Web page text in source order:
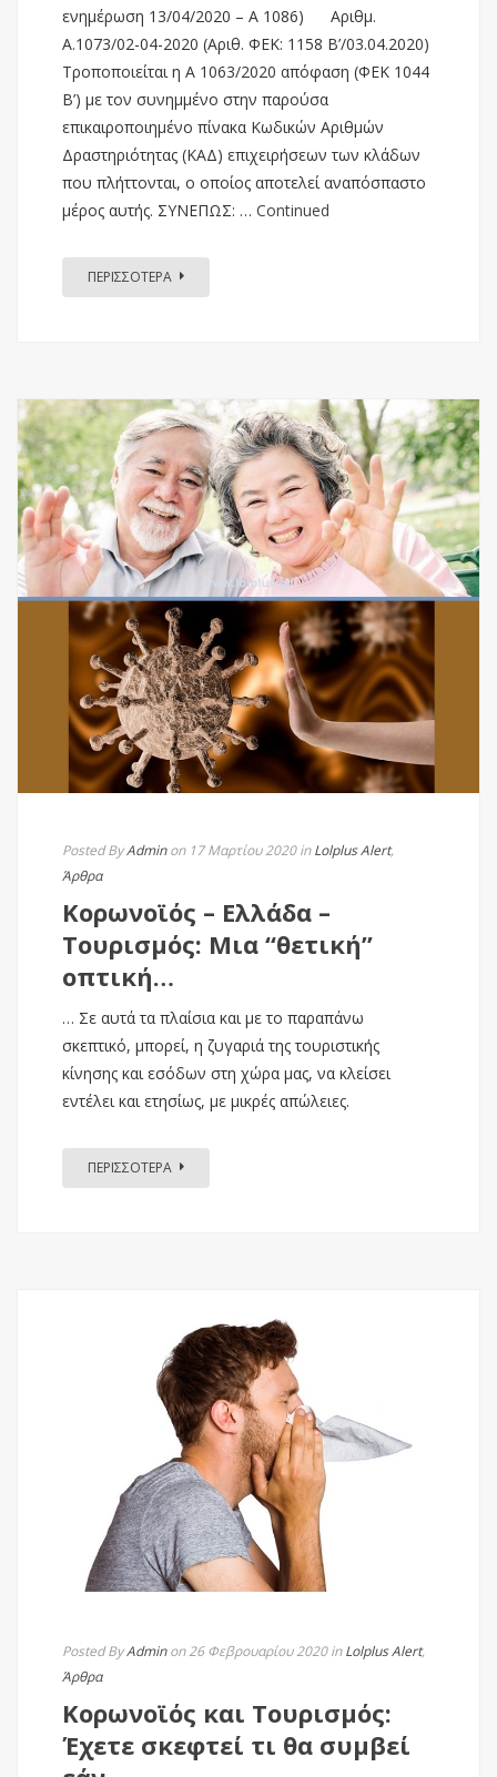
ενημέρωση 13/04/2020 – Α 1086) Αριθμ.
Α.1073/02-04-2020 (Αριθ. ΦΕΚ: 1158 Β’/03.04.2020)
Τροποποιείται η Α 1063/2020 απόφαση (ΦΕΚ 1044
Β’) με τον συνημμένο στην παρούσα
επικαιροποιημένο πίνακα Κωδικών Αριθμών
Δραστηριότητας (ΚΑΔ) επιχειρήσεων των κλάδων
που πλήττονται, ο οποίος αποτελεί αναπόσπαστο
μέρος αυτής. ΣΥΝΕΠΩΣ: … Continued
ΠΕΡΙΣΣΟΤΕΡΑ
Posted ByAdmin on 17 Μαρτίου 2020inLolplus Alert,
Άρθρα
Κορωνοϊός – Ελλάδα –
Τουρισμός: Μια “θετική”
οπτική…
… Σε αυτά τα πλαίσια και με το παραπάνω
σκεπτικό, μπορεί, η ζυγαριά της τουριστικής
κίνησης και εσόδων στη χώρα μας, να κλείσει
εντέλει και ετησίως, με μικρές απώλειες.
ΠΕΡΙΣΣΟΤΕΡΑ
Posted ByAdmin on 26 Φεβρουαρίου 2020inLolplus Alert,
Άρθρα
Κορωνοϊός και Τουρισμός:
Έχετε σκεφτεί τι θα συμβεί